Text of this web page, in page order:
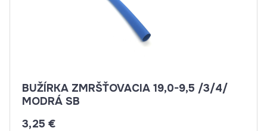
BUŽÍRKA ZMRŠŤOVACIA 19,0-9,5 /3/4/
MODRÁ SB
3,25 €